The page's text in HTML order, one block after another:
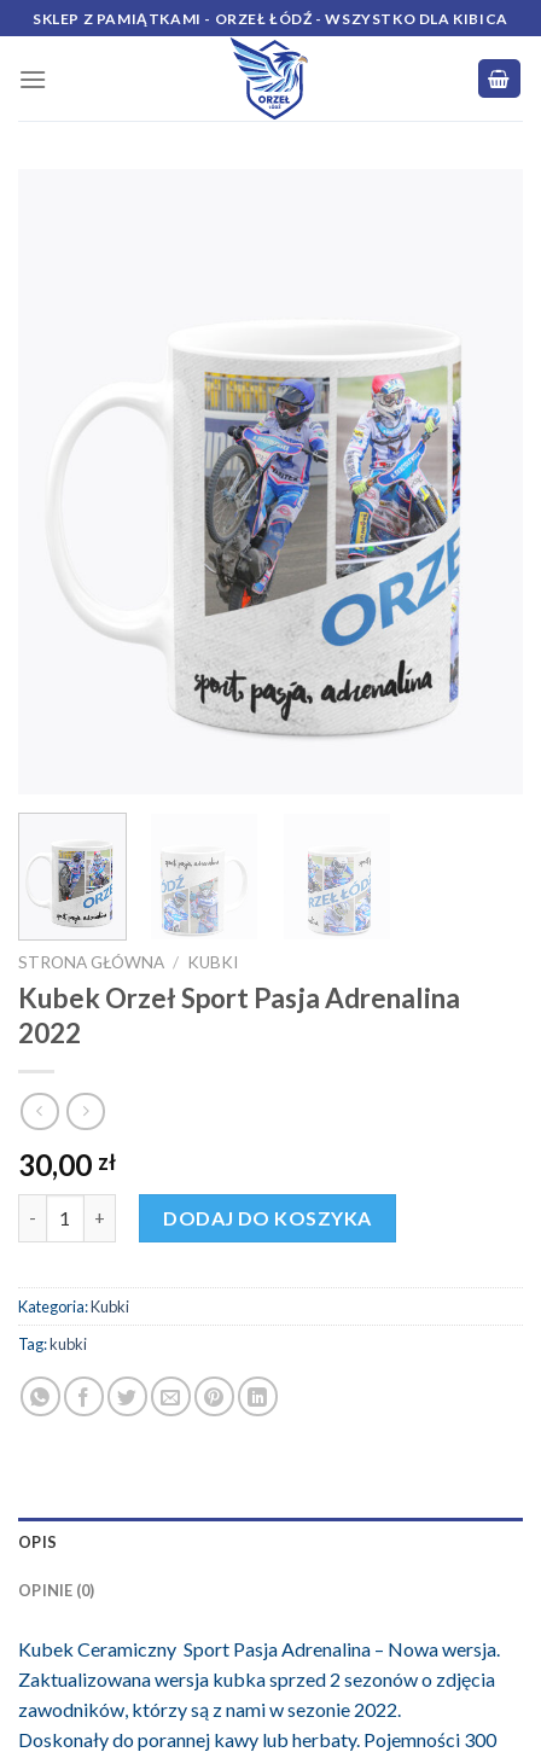
Skip
to
content
SKLEP Z PAMIĄTKAMI - ORZEŁ ŁÓDŹ - WSZYSTKO DLA KIBICA
STRONA GŁÓWNA / KUBKI
Kubek Orzeł Sport Pasja Adrenalina
2022
30,00 zł
DODAJ DO KOSZYKA
Kategoria:Kubki
Tag:kubki
OPIS
OPINIE (0)
Kubek Ceramiczny Sport Pasja Adrenalina – Nowa wersja.
Zaktualizowana wersja kubka sprzed 2 sezonów o zdjęcia
zawodników, którzy są z nami w sezonie 2022.
Doskonały do porannej kawy lub herbaty. Pojemności 300